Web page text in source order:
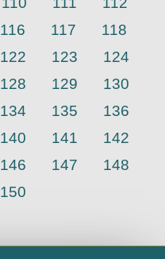
116 117
118
122 123
124
128 129
130
134 135
136
140 141
142
146 147
148
150